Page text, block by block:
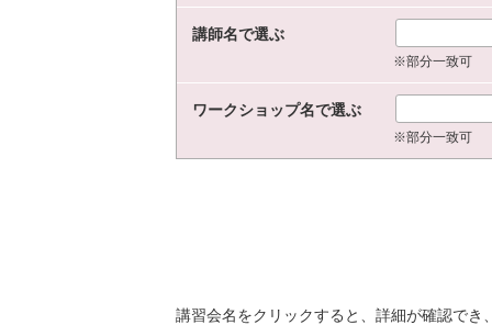
講師名で選ぶ
※部分一致可
ワークショップ名で選ぶ
※部分一致可
講習会名をクリックすると、詳細が確認でき